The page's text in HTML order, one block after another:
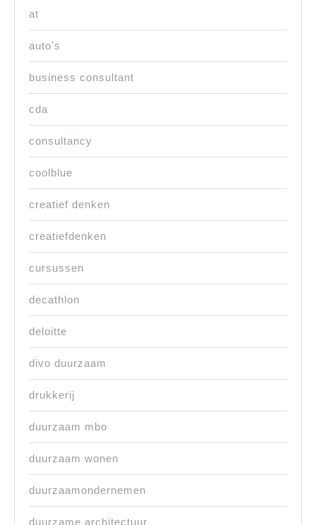
at
auto's
business consultant
cda
consultancy
coolblue
creatief denken
creatiefdenken
cursussen
decathlon
deloitte
divo duurzaam
drukkerij
duurzaam mbo
duurzaam wonen
duurzaamondernemen
duurzame architectuur